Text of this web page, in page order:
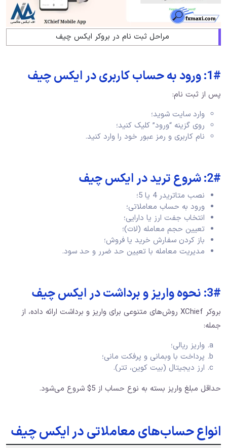
مراحل ثبت نام در بروکر ایکس چیف
1#: ورود به حساب کاربری در ایکس چیف
پس از ثبت نام:
وارد سایت شوید؛
روی گزینه “ورود” کلیک کنید؛
نام کاربری و رمز عبور خود را وارد کنید.
2#: شروع ترید در ایکس چیف
نصب متاتریدر 4 یا 5؛
ورود به حساب معاملاتی؛
انتخاب جفت ارز یا دارایی؛
تعیین حجم معامله (لات)؛
باز کردن سفارش خرید یا فروش؛
مدیریت معامله با تعیین حد ضرر و حد سود.
3#: نحوه واریز و برداشت در ایکس چیف
بروکر XChief روش‌های متنوعی برای واریز و برداشت ارائه داده، از
جمله:
واریز ریالی؛
پرداخت با وبمانی و پرفکت مانی؛
ارز دیجیتال (بیت کوین، تتر).
حداقل مبلغ واریز بسته به نوع حساب از 5$ شروع می‌شود.
انواع حساب‌های معاملاتی در ایکس چیف